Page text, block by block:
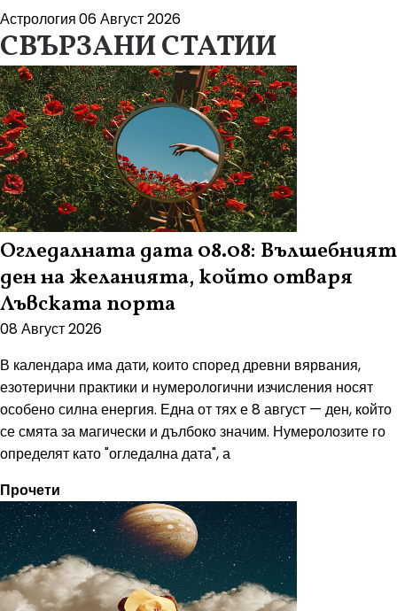
Астрология06 Август 2026
СВЪРЗАНИ СТАТИИ
Огледалната дата 08.08: Вълшебният
ден на желанията, който отваря
Лъвската порта
08 Август 2026
В календара има дати, които според древни вярвания,
езотерични практики и нумерологични изчисления носят
особено силна енергия. Една от тях е 8 август — ден, който
се смята за магически и дълбоко значим. Нумеролозите го
определят като "огледална дата", а
Прочети